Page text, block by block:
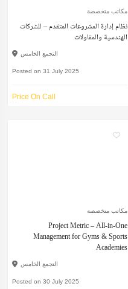
مكاتب متخصصة
نظام إدارة المشروعات المتقدم – للشركات
الهندسية والمقاولات
التجمع الخامس
Posted on 31 July 2025
Price On Call
مكاتب متخصصة
Project Metric – All-in-One
Management for Gyms & Sports
Academies
التجمع الخامس
Posted on 30 July 2025